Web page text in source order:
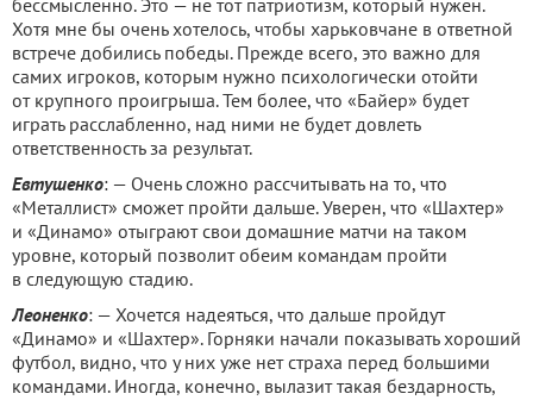
бессмысленно. Это — не тот патриотизм, который нужен.
Хотя мне бы очень хотелось, чтобы харьковчане в ответной
встрече добились победы. Прежде всего, это важно для
самих игроков, которым нужно психологически отойти
от крупного проигрыша. Тем более, что «Байер» будет
играть расслабленно, над ними не будет довлеть
ответственность за результат.
Евтушенко: — Очень сложно рассчитывать на то, что
«Металлист» сможет пройти дальше. Уверен, что «Шахтер»
и «Динамо» отыграют свои домашние матчи на таком
уровне, который позволит обеим командам пройти
в следующую стадию.
Леоненко: — Хочется надеяться, что дальше пройдут
«Динамо» и «Шахтер». Горняки начали показывать хороший
футбол, видно, что у них уже нет страха перед большими
командами. Иногда, конечно, вылазит такая бездарность,